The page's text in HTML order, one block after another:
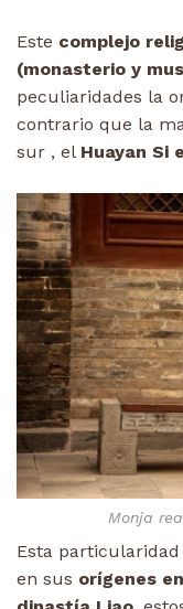
Este complejo
(monasterio y
peculiaridades la
contrario que la
sur , el Huayan Si
Monja
Esta
en sus orígenes